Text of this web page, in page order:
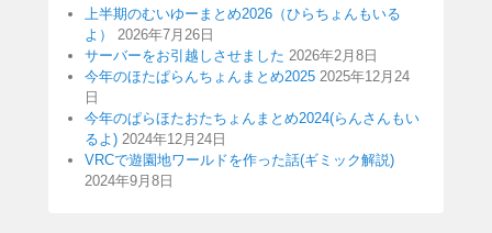
上半期のむいゆーまとめ2026（ひらちょんもいる
よ）
2026年7月26日
サーバーをお引越しさせました 2026年2月8日
今年のほたぱらんちょんまとめ2025 2025年12月24
日
今年のぱらほたおたちょんまとめ2024(らんさんもい
るよ) 2024年12月24日
VRCで遊園地ワールドを作った話(ギミック解説)
2024年9月8日